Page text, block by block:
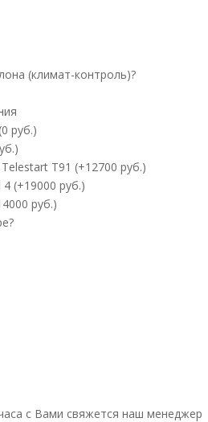
(климат-контроль)?
руб.)
T91 (+12700 руб.)
(+19000 руб.)
руб.)
с Вами свяжется наш менеджер